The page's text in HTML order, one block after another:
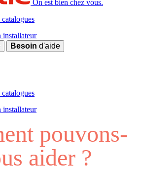
On est bien chez vous.
catalogues
installateur
Besoin d'aide
catalogues
installateur
pouvons-
aider ?